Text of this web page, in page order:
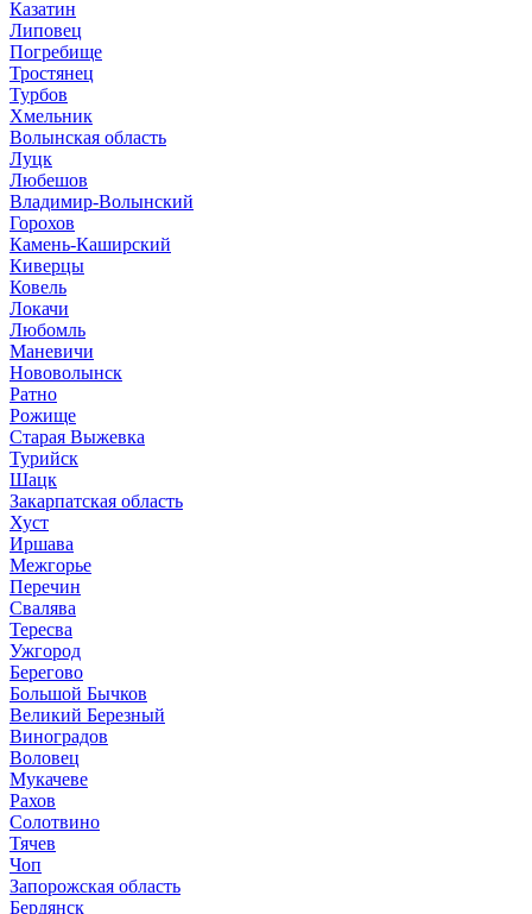
Казатин
Липовец
Погребище
Тростянец
Турбов
Хмельник
Волынская область
Луцк
Любешов
Владимир-Волынский
Горохов
Камень-Каширский
Киверцы
Ковель
Локачи
Любомль
Маневичи
Нововолынск
Ратно
Рожище
Старая Выжевка
Турийск
Шацк
Закарпатская область
Хуст
Иршава
Межгорье
Перечин
Свалява
Тересва
Ужгород
Берегово
Большой Бычков
Великий Березный
Виноградов
Воловец
Мукачеве
Рахов
Солотвино
Тячев
Чоп
Запорожская область
Бердянск